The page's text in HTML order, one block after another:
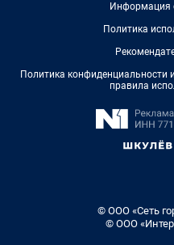
Информация
Политика
Политика конфиденциальности
правила
© ООО «Сеть
© ООО